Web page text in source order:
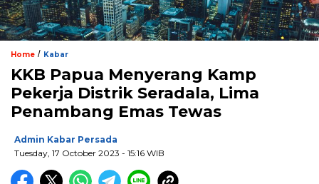
Home / Kabar
KKB Papua Menyerang Kamp
Pekerja Distrik Seradala, Lima
Penambang Emas Tewas
Admin Kabar Persada
Tuesday, 17 October 2023 - 15:16 WIB